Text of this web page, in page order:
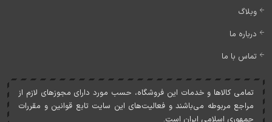
وبلاگ
درباره ما
تماس با ما
تمامی کالاها و خدمات اين فروشگاه، حسب مورد دارای مجوزهای لازم از
مراجع مربوطه می‌باشند و فعاليت‌های اين سايت تابع قوانين و مقررات